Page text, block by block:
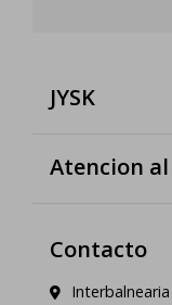
JYSK
Atencion
Contacto